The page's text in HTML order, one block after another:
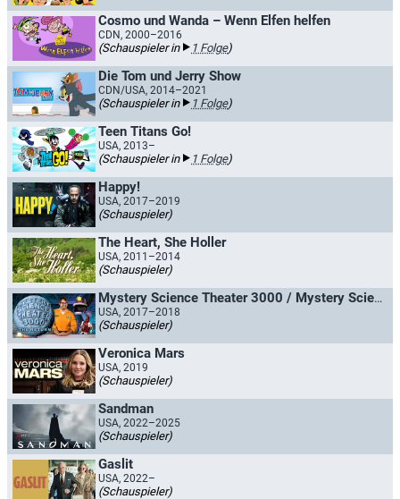
Cosmo und Wanda – Wenn Elfen helfen
CDN, 2000–2016
(Schauspieler in 1 Folge)
Die Tom und Jerry Show
CDN/USA, 2014–2021
(Schauspieler in 1 Folge)
Teen Titans Go!
USA, 2013–
(Schauspieler in 1 Folge)
Happy!
USA, 2017–2019
(Schauspieler)
The Heart, She Holler
USA, 2011–2014
(Schauspieler)
Mystery Science Theater 3000 / Mystery Science Theater 3000 - The Return
USA, 2017–2018
(Schauspieler)
Veronica Mars
USA, 2019
(Schauspieler)
Sandman
USA, 2022–2025
(Schauspieler)
Gaslit
USA, 2022–
(Schauspieler)